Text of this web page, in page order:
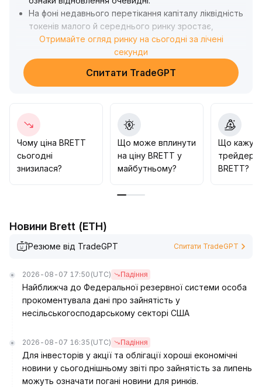
На фоні недавнього перетікання капіталу ліквідність
токенів малого й середнього ринку зростає,
інституційний ризиковий апетит поступово
Рекомендується відстежувати пробій головної зони
короткостроковій перспективі можливий етапний
відскок, але потрібно захищати зону нижче 0
00380 та дотримуватись динамічного управління
позиціями
Отримайте огляд ринку на сьогодні за лічені
секунди
Спитати TradeGPT
Чому ціна BRETT
сьогодні
знизилася?
Що може вплинути
на ціну BRETT у
майбутньому?
Що
трейдери
BRETT?
Новини Brett (ETH)
Резюме від TradeGPT Спитати TradeGPT
2026-08-07 17:50 (UTC) Падіння
Найближча до Федеральної резервної системи особа
прокоментувала дані про зайнятість у
несільськогосподарському секторі США
2026-08-07 16:35 (UTC) Падіння
Для інвесторів у акції та облігації хороші економічні
новини у сьогоднішньому звіті про зайнятість за липень
можуть означати погані новини для ринків.